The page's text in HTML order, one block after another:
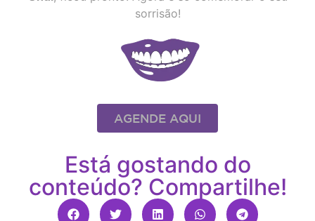
sorrisão!
AGENDE AQUI
Está gostando do
conteúdo? Compartilhe!